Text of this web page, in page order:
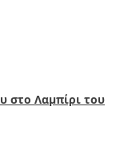
στο Λαμπίρι του